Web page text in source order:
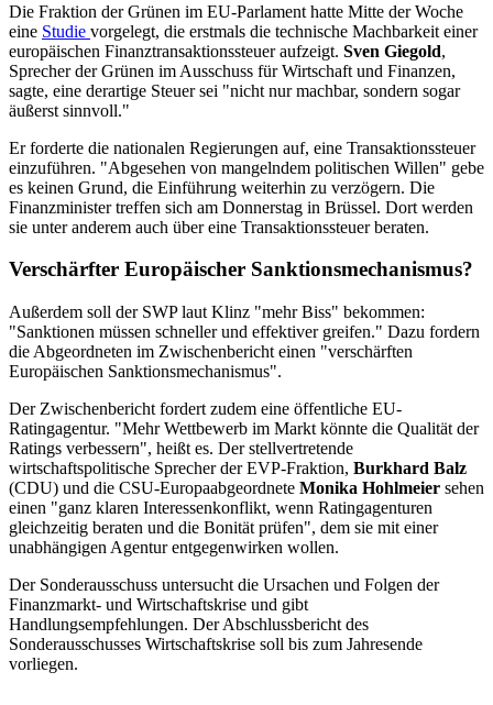
Die Fraktion der Grünen im EU-Parlament hatte Mitte der Woche
eine Studie vorgelegt, die erstmals die technische Machbarkeit einer
europäischen Finanztransaktionssteuer aufzeigt. Sven Giegold,
Sprecher der Grünen im Ausschuss für Wirtschaft und Finanzen,
sagte, eine derartige Steuer sei "nicht nur machbar, sondern sogar
äußerst sinnvoll."
Er forderte die nationalen Regierungen auf, eine Transaktionssteuer
einzuführen. "Abgesehen von mangelndem politischen Willen" gebe
es keinen Grund, die Einführung weiterhin zu verzögern. Die
Finanzminister treffen sich am Donnerstag in Brüssel. Dort werden
sie unter anderem auch über eine Transaktionssteuer beraten.
Verschärfter Europäischer Sanktionsmechanismus?
Außerdem soll der SWP laut Klinz "mehr Biss" bekommen:
"Sanktionen müssen schneller und effektiver greifen." Dazu fordern
die Abgeordneten im Zwischenbericht einen "verschärften
Europäischen Sanktionsmechanismus".
Der Zwischenbericht fordert zudem eine öffentliche EU-
Ratingagentur. "Mehr Wettbewerb im Markt könnte die Qualität der
Ratings verbessern", heißt es. Der stellvertretende
wirtschaftspolitische Sprecher der EVP-Fraktion, Burkhard Balz
(CDU) und die CSU-Europaabgeordnete Monika Hohlmeier sehen
einen "ganz klaren Interessenkonflikt, wenn Ratingagenturen
gleichzeitig beraten und die Bonität prüfen", dem sie mit einer
unabhängigen Agentur entgegenwirken wollen.
Der Sonderausschuss untersucht die Ursachen und Folgen der
Finanzmarkt- und Wirtschaftskrise und gibt
Handlungsempfehlungen. Der Abschlussbericht des
Sonderausschusses Wirtschaftskrise soll bis zum Jahresende
vorliegen.